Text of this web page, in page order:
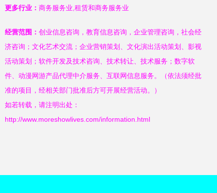
更多行业： 商务服务业,租赁和商务服务业
经营范围： 创业信息咨询，教育信息咨询，企业管理咨询，社会经
济咨询；文化艺术交流；企业营销策划、文化演出活动策划、影视
活动策划；软件开发及技术咨询、技术转让、技术服务；数字软
件、动漫网游产品代理中介服务、互联网信息服务。（依法须经批
准的项目，经相关部门批准后方可开展经营活动。）
如若转载，请注明出处：
http://www.moreshowlives.com/information.html